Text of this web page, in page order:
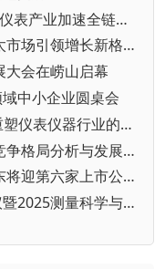
▪ “精密仪器”撑起“先进制造” 仪器仪表产业加速全链条突破
▪ 2025年智慧工厂发展现状：亚太市场引领增长新格局
大会在崂山启幕
中小企业圆桌会
▪ 智启万象：AI搜索与GEO优化重塑仪表仪器行业的未来触角
▪ 2025年中国电工仪器仪表行业竞争格局分析与发展供需格局趋势预测，战略性跃迁
▪ 京东工业通过港交所聆讯 刘强东将迎第六家上市公司
▪ 全国产业计量融合创新发展会议暨2025测量科学与产业计量测试技术报告会在湖南衡阳举办